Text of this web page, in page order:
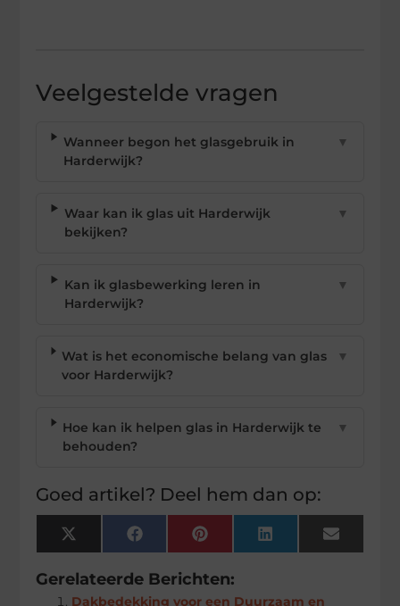
Veelgestelde vragen
Wanneer begon het glasgebruik in
Harderwijk?
▼
Waar kan ik glas uit Harderwijk
bekijken?
▼
Kan ik glasbewerking leren in
Harderwijk?
▼
Wat is het economische belang van glas
voor Harderwijk?
▼
Hoe kan ik helpen glas in Harderwijk te
behouden?
▼
Goed artikel? Deel hem dan op:
X
(Twitter)
FacebookPinterest LinkedIn Email
Gerelateerde Berichten:
Dakbedekking voor een Duurzaam en